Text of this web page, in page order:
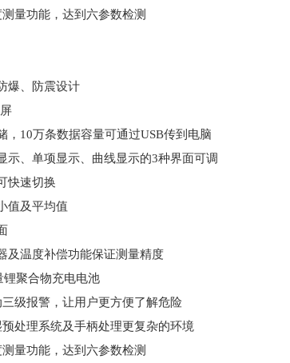
量功能，达到六参数检测
爆、防震设计
，10万条数据容量可通过USB传到电脑
示、单项显示、曲线显示的3种界面可调
快速切换
值及平均值
及温度补偿功能保证测量精度
锂聚合物充电电池
级报警，让用户更方便了解危险
处理系统及手柄处理更复杂的环境
量功能，达到六参数检测